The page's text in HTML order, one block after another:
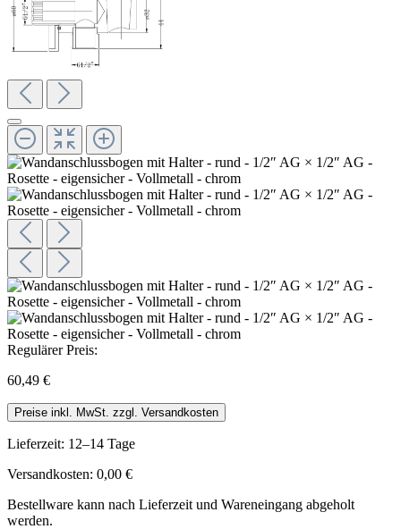
Regulärer Preis:
60,49 €
Preise inkl. MwSt. zzgl. Versandkosten
Lieferzeit: 12–14 Tage
Versandkosten: 0,00 €
Bestellware kann nach Lieferzeit und Wareneingang abgeholt
werden.